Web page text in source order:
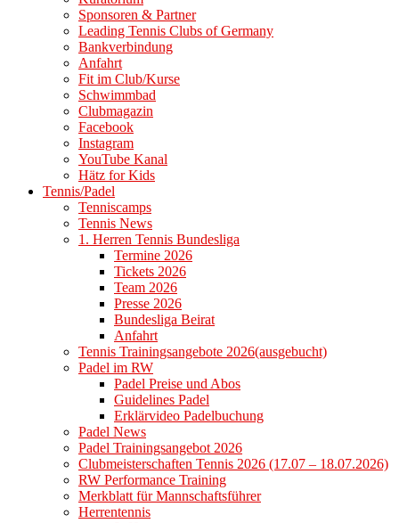
Sponsoren & Partner
Leading Tennis Clubs of Germany
Bankverbindung
Anfahrt
Fit im Club/Kurse
Schwimmbad
Clubmagazin
Facebook
Instagram
YouTube Kanal
Hätz for Kids
Tennis/Padel
Tenniscamps
Tennis News
1. Herren Tennis Bundesliga
Termine 2026
Tickets 2026
Team 2026
Presse 2026
Bundesliga Beirat
Anfahrt
Tennis Trainingsangebote 2026(ausgebucht)
Padel im RW
Padel Preise und Abos
Guidelines Padel
Erklärvideo Padelbuchung
Padel News
Padel Trainingsangebot 2026
Clubmeisterschaften Tennis 2026 (17.07 – 18.07.2026)
RW Performance Training
Merkblatt für Mannschaftsführer
Herrentennis